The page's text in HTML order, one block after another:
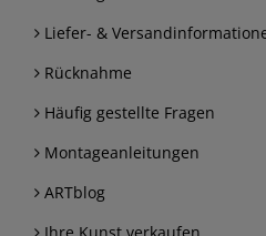
Liefer- &
Rücknahme
Häufig gestellte Fragen
Montageanleitungen
ARTblog